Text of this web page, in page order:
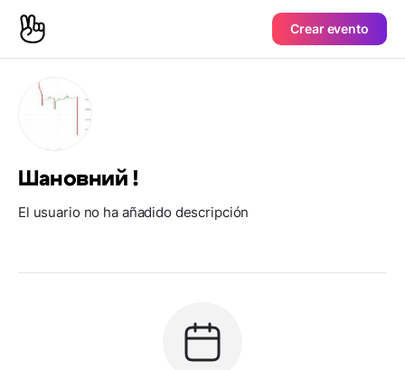
Crear evento
Шановний !
El usuario no ha añadido descripción